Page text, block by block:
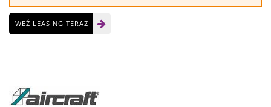
WEŹ LEASING TERAZ